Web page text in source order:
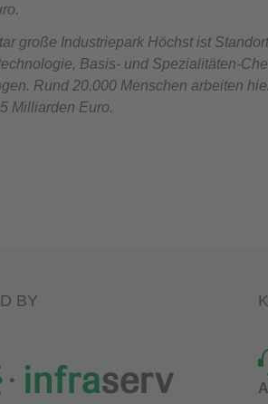
große Industriepark Höchst ist
Basis- und Spezialitäten-
Rund 20.000 Menschen arbeiten
Milliarden Euro.
BY